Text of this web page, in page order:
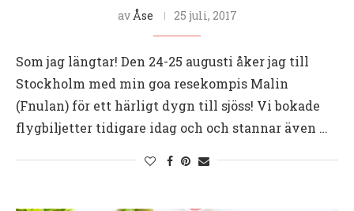
av Åse 25 juli, 2017
Som jag längtar! Den 24-25 augusti åker jag till
Stockholm med min goa resekompis Malin
(Fnulan) för ett härligt dygn till sjöss! Vi bokade
flygbiljetter tidigare idag och och stannar även …